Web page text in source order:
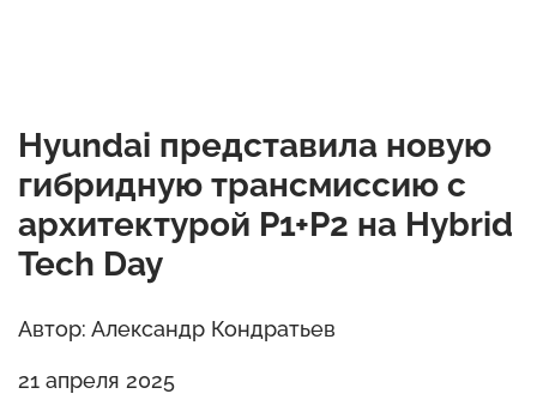
Hyundai представила новую
гибридную трансмиссию с
архитектурой P1+P2 на Hybrid
Tech Day
Автор: Александр Кондратьев
21 апреля 2025